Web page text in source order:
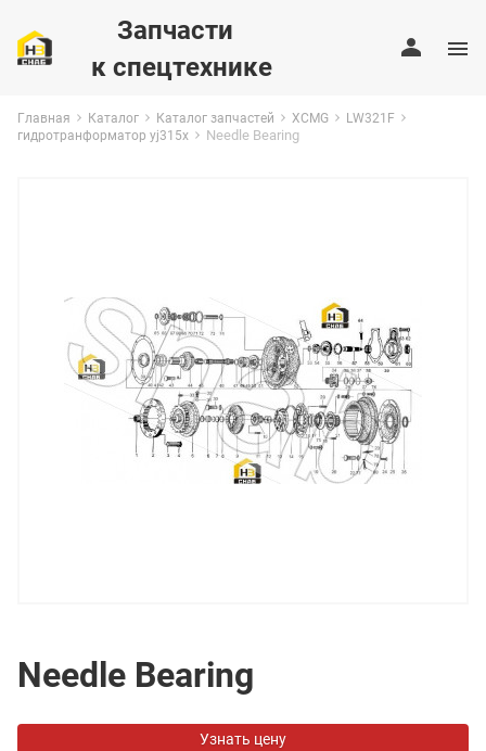
Запчасти
к спецтехнике
Главная Каталог Каталог запчастей XCMG
LW321F
гидротранформатор yj315x
Needle Bearing
Needle Bearing
Узнать цену